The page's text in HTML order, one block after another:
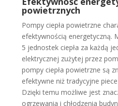
powietrznych
Pompy ciepła powietrzne
efektywnością energetyczną.
5 jednostek ciepła za każdą
elektrycznej zużytej przez
pompy ciepła powietrzne są
efektywne niż tradycyjne
Dzięki temu możliwe jest
ogrzewania i chłodzenia